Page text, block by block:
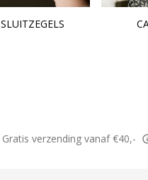
SLUITZEGELS
Gratis verzending vanaf €40,-